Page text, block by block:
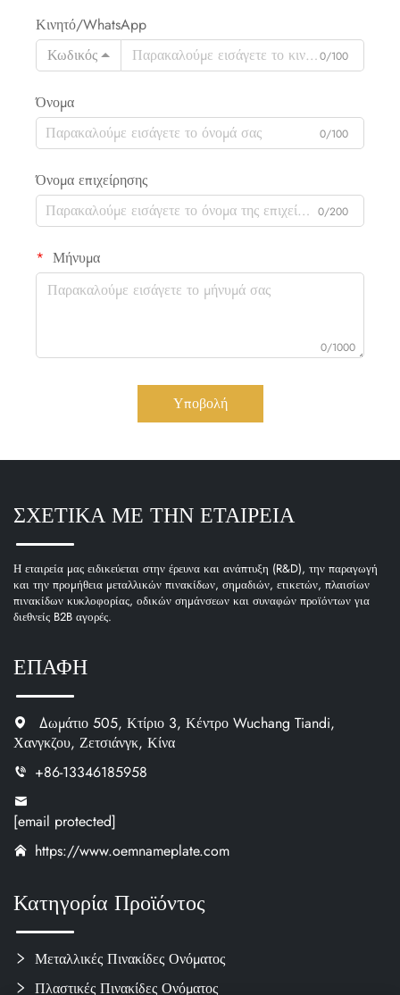
Κινητό/WhatsApp
Κωδικός
0/100
Όνομα
0/100
Όνομα επιχείρησης
0/200
Μήνυμα
0/1000
Υποβολή
ΣΧΕΤΙΚΑ ΜΕ ΤΗΝ ΕΤΑΙΡΕΙΑ
Η εταιρεία μας ειδικεύεται στην έρευνα και ανάπτυξη (R&D), την παραγωγή
και την προμήθεια μεταλλικών πινακίδων, σημαδιών, ετικετών, πλαισίων
πινακίδων κυκλοφορίας, οδικών σημάνσεων και συναφών προϊόντων για
διεθνείς B2B αγορές.
ΕΠΑΦΗ
Δωμάτιο 505, Κτίριο 3, Κέντρο Wuchang Tiandi,
Χανγκζου, Ζετσιάνγκ, Κίνα
+86-13346185958
[email protected]
https://www.oemnameplate.com
Κατηγορία Προϊόντος
Μεταλλικές Πινακίδες Ονόματος
Πλαστικές Πινακίδες Ονόματος